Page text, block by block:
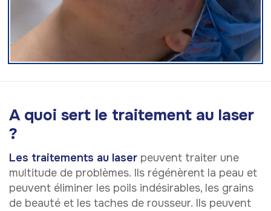
A quoi sert le traitement au laser
?
Les traitements au laser peuvent traiter une
multitude de problèmes. Ils régénèrent la peau et
peuvent éliminer les poils indésirables, les grains
de beauté et les taches de rousseur. Ils peuvent